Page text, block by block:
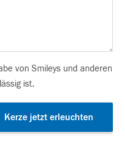
von Smileys und anderen
ist.
Kerze jetzt erleuchten